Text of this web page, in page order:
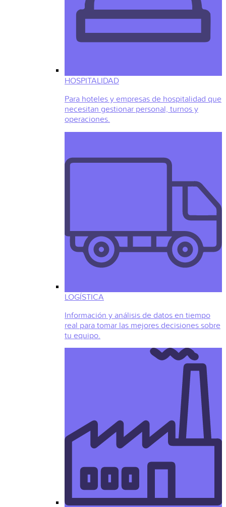
HOSPITALIDAD
Para hoteles y empresas de hospitalidad que
necesitan gestionar personal, turnos y
operaciones.
LOGÍSTICA
Información y análisis de datos en tiempo
real para tomar las mejores decisiones sobre
tu equipo.